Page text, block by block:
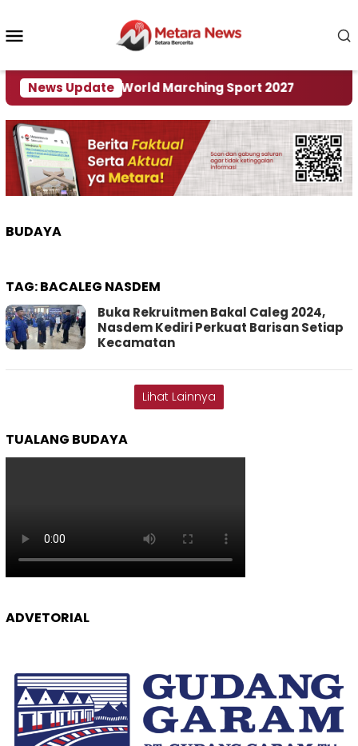
konten
News Update
Rumah World Marching Sport 2027
BUDAYA
TAG:BACALEG NASDEM
Buka Rekruitmen Bakal Caleg 2024,
Nasdem Kediri Perkuat Barisan Setiap
Kecamatan
Lihat Lainnya
TUALANG BUDAYA
ADVETORIAL